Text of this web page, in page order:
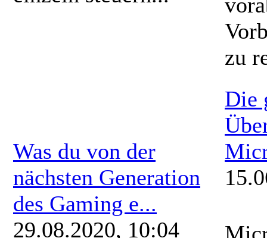
zu
Was du von der
nächsten Generation
des Gaming e...
29.08.2020, 10:04
Die